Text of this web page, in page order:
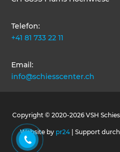
Telefon:
+41 81 733 22 11
Email:
info@schiesscenter.ch
Copyright © 2020-2026 VSH
Website by pr24 | Support durch